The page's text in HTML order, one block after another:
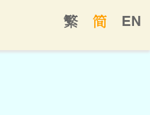
EN
简
繁